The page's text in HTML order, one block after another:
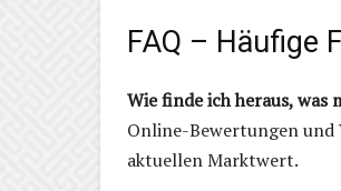
FAQ – Häufige
Wie finde ich heraus,
Online-Bewertungen und
aktuellen Marktwert.